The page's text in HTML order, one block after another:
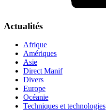
Actualités
Afrique
Amériques
Asie
Direct Manif
Divers
Europe
Océanie
Techniques et technologies